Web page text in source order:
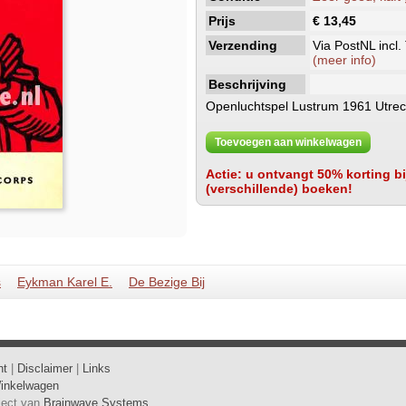
Prijs
€ 13,45
Verzending
Via PostNL incl.
(meer info)
Beschrijving
Openluchtspel Lustrum 1961
Toevoegen aan winkelwagen
Actie: u ontvangt 50% korting
(verschillende) boeken!
Eykman Karel E. De Bezige Bij
Disclaimer
Links
van Brainwave Systems